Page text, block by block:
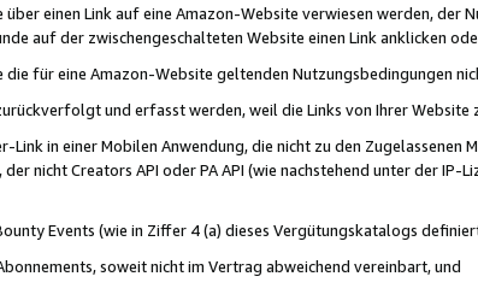
einen Link auf eine Amazon-Website verwiesen werden,
auf der zwischengeschalteten Website einen Link anklicken
für eine Amazon-Website geltenden Nutzungsbedingungen
und erfasst werden, weil die Links von Ihrer
Link in einer Mobilen Anwendung, die nicht zu den Zugelassenen
nicht Creators API oder PA API (wie nachstehend unter der
Events (wie in Ziffer 4 (a) dieses Vergütungskatalogs
soweit nicht im Vertrag abweichend vereinbart, und